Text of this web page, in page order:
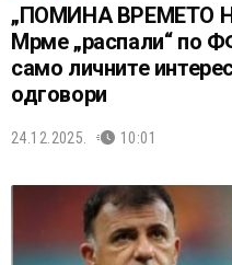
„ПОМИНА ВРЕМЕТО
Мрме „распали“ по
само личните
одговори
24.12.2025. 10:01